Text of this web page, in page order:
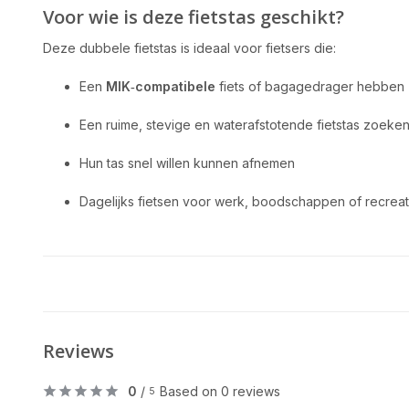
Voor wie is deze fietstas geschikt?
Deze dubbele fietstas is ideaal voor fietsers die:
Een MIK‑compatibele fiets of bagagedrager hebben
Een ruime, stevige en waterafstotende fietstas zoeken
Hun tas snel willen kunnen afnemen
Dagelijks fietsen voor werk, boodschappen of
Reviews
0 / 5 Based on 0 reviews